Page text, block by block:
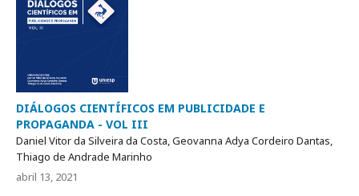
DIÁLOGOS CIENTÍFICOS EM PUBLICIDADE E
PROPAGANDA - VOL III
Daniel Vitor da Silveira da Costa, Geovanna Adya Cordeiro Dantas,
Thiago de Andrade Marinho
abril 13, 2021